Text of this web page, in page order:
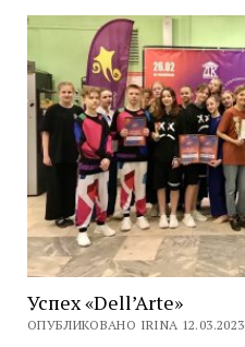
Успех «Dell’Arte»
ОПУБЛИКОВАНО IRINA 12.03.2023